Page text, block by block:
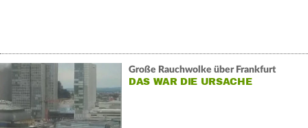
Große Rauchwolke über Frankfurt
DAS WAR DIE URSACHE